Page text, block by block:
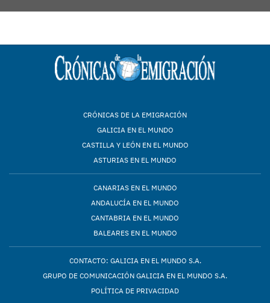
CRÓNICAS DE LA EMIGRACIÓN
GALICIA EN EL MUNDO
CASTILLA Y LEÓN EN EL MUNDO
ASTURIAS EN EL MUNDO
CANARIAS EN EL MUNDO
ANDALUCÍA EN EL MUNDO
CANTABRIA EN EL MUNDO
BALEARES EN EL MUNDO
CONTACTO: GALICIA EN EL MUNDO S.A.
GRUPO DE COMUNICACIÓN GALICIA EN EL MUNDO S.A.
POLÍTICA DE PRIVACIDAD